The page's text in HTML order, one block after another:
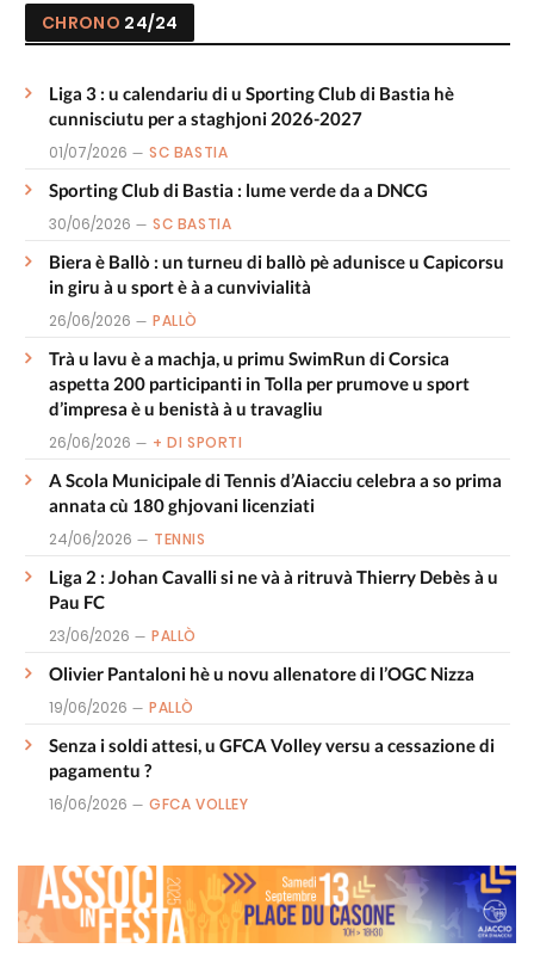
CHRONO 24/24
Liga 3 : u calendariu di u Sporting Club di Bastia hè
cunnisciutu per a staghjoni 2026-2027
01/07/2026 SC BASTIA
Sporting Club di Bastia : lume verde da a DNCG
30/06/2026 SC BASTIA
Biera è Ballò : un turneu di ballò pè adunisce u Capicorsu
in giru à u sport è à a cunvivialità
26/06/2026 PALLÒ
Trà u lavu è a machja, u primu SwimRun di Corsica
aspetta 200 participanti in Tolla per prumove u sport
d’impresa è u benistà à u travagliu
26/06/2026 + DI SPORTI
A Scola Municipale di Tennis d’Aiacciu celebra a so prima
annata cù 180 ghjovani licenziati
24/06/2026 TENNIS
Liga 2 : Johan Cavalli si ne và à ritruvà Thierry Debès à u
Pau FC
23/06/2026 PALLÒ
Olivier Pantaloni hè u novu allenatore di l’OGC Nizza
19/06/2026 PALLÒ
Senza i soldi attesi, u GFCA Volley versu a cessazione di
pagamentu ?
16/06/2026 GFCA VOLLEY